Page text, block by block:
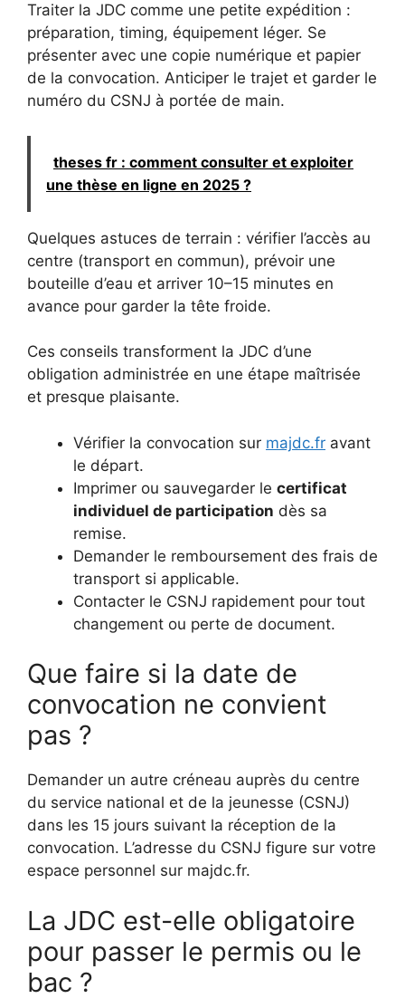
Traiter la JDC comme une petite expédition :
préparation, timing, équipement léger. Se
présenter avec une copie numérique et papier
de la convocation. Anticiper le trajet et garder le
numéro du CSNJ à portée de main.
theses fr : comment consulter et exploiter
une thèse en ligne en 2025 ?
Quelques astuces de terrain : vérifier l’accès au
centre (transport en commun), prévoir une
bouteille d’eau et arriver 10–15 minutes en
avance pour garder la tête froide.
Ces conseils transforment la JDC d’une
obligation administrée en une étape maîtrisée
et presque plaisante.
Vérifier la convocation sur majdc.fr avant
le départ.
Imprimer ou sauvegarder le certificat
individuel de participation dès sa
remise.
Demander le remboursement des frais de
transport si applicable.
Contacter le CSNJ rapidement pour tout
changement ou perte de document.
Que faire si la date de
convocation ne convient
pas ?
Demander un autre créneau auprès du centre
du service national et de la jeunesse (CSNJ)
dans les 15 jours suivant la réception de la
convocation. L’adresse du CSNJ figure sur votre
espace personnel sur majdc.fr.
La JDC est-elle obligatoire
pour passer le permis ou le
bac ?